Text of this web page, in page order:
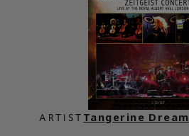
ARTIST Tangerine Dream